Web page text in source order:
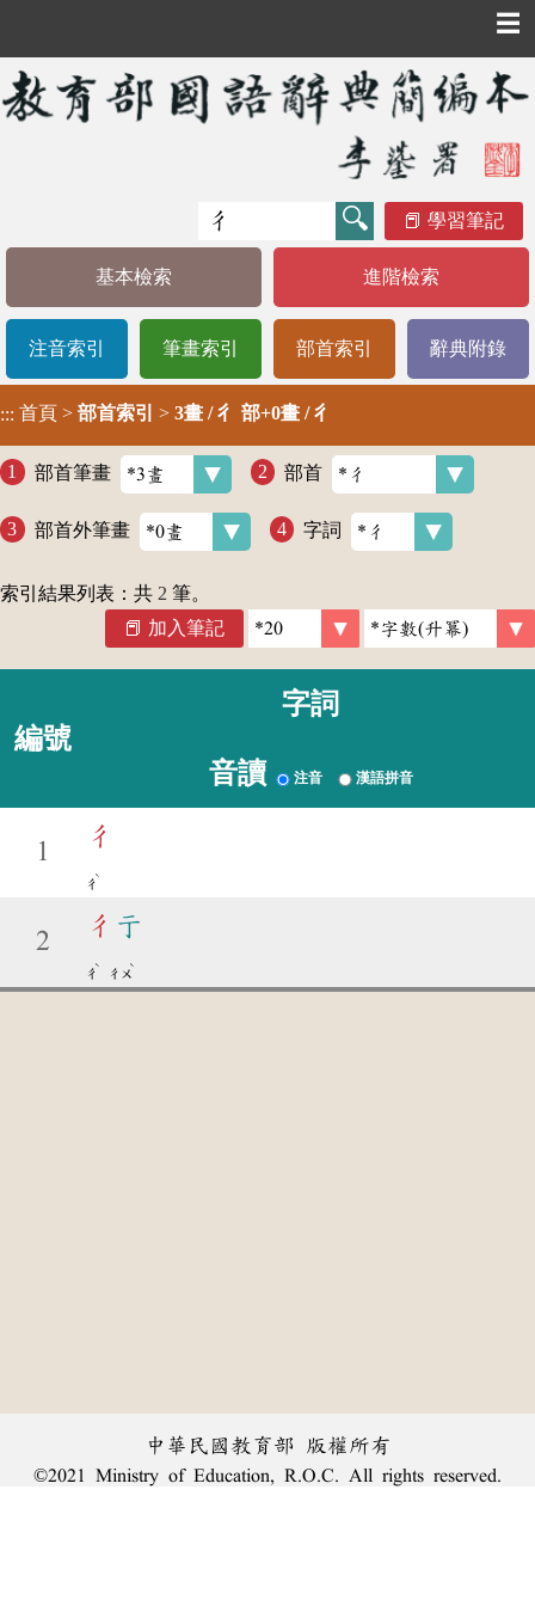
☰
學習筆記
基本檢索 進階檢索
注音索引 筆畫索引 部首索引 辭典附錄
::: 首頁 > 部首索引 > 3畫 / 彳 部+0畫 / 彳
部首筆畫 部首
部首外筆畫 字詞
索引結果列表：共 2 筆。
加入筆記
編號
字詞
音讀 注音 漢語拼音
1
彳
ㄔ
ˋ
2
彳 亍
ㄔ
ˋ
ㄔㄨ
ˋ
中華民國教育部 版權所有
©2021 Ministry of Education, R.O.C. All rights reserved.